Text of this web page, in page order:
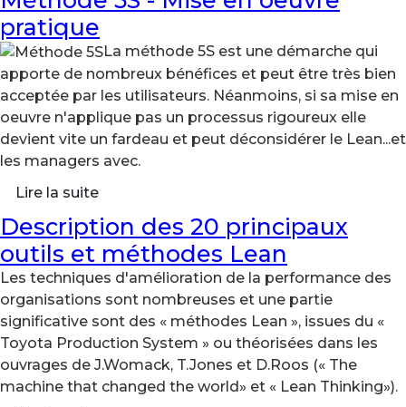
pratique
La méthode 5S est une démarche qui
apporte de nombreux bénéfices et peut être très bien
acceptée par les utilisateurs. Néanmoins, si sa mise en
oeuvre n'applique pas un processus rigoureux elle
devient vite un fardeau et peut déconsidérer le Lean...et
les managers avec.
Lire la suite
Description des 20 principaux
outils et méthodes Lean
Les techniques d'amélioration de la performance des
organisations sont nombreuses et une partie
significative sont des « méthodes Lean », issues du «
Toyota Production System » ou théorisées dans les
ouvrages de J.Womack, T.Jones et D.Roos (« The
machine that changed the world» et « Lean Thinking»).